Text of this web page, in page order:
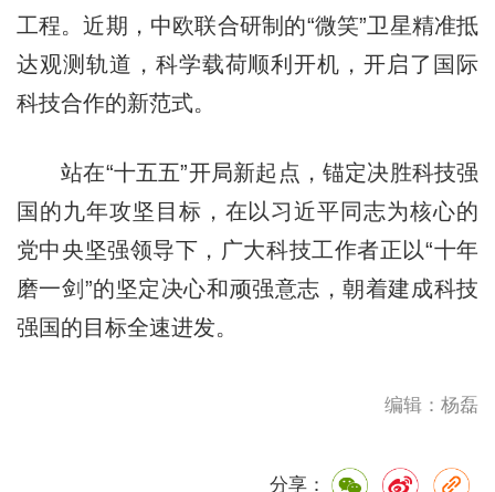
工程。近期，中欧联合研制的“微笑”卫星精准抵
达观测轨道，科学载荷顺利开机，开启了国际
科技合作的新范式。
站在“十五五”开局新起点，锚定决胜科技强
国的九年攻坚目标，在以习近平同志为核心的
党中央坚强领导下，广大科技工作者正以“十年
磨一剑”的坚定决心和顽强意志，朝着建成科技
强国的目标全速进发。
编辑：杨磊
分享：